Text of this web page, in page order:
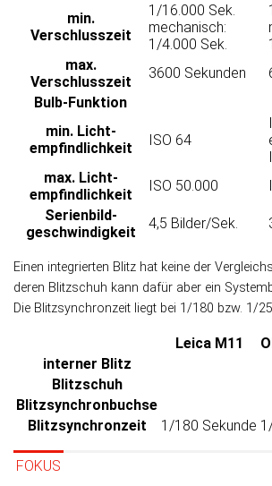
min.
Verschlusszeit
1/16.000 Sek.
mechanisch:
1/4.000 Sek.
max.
Verschlusszeit
3600 Sekunden
Bulb-Funktion
min. Licht­
empfindlichkeit
ISO 64
max. Licht­
empfindlichkeit
ISO 50.000
Serienbild­
geschwindigkeit
4,5 Bilder/Sek.
Einen integrierten Blitz hat keine der
deren Blitz­schuh kann da­für aber ein
Die Blitz­syn­chron­zeit liegt bei 1/180 bzw. 1/
Leica M11
interner Blitz
Blitzschuh
Blitz­synchron­buchse
Blitz­synchronzeit
1/180 Sekunde
FOKUS